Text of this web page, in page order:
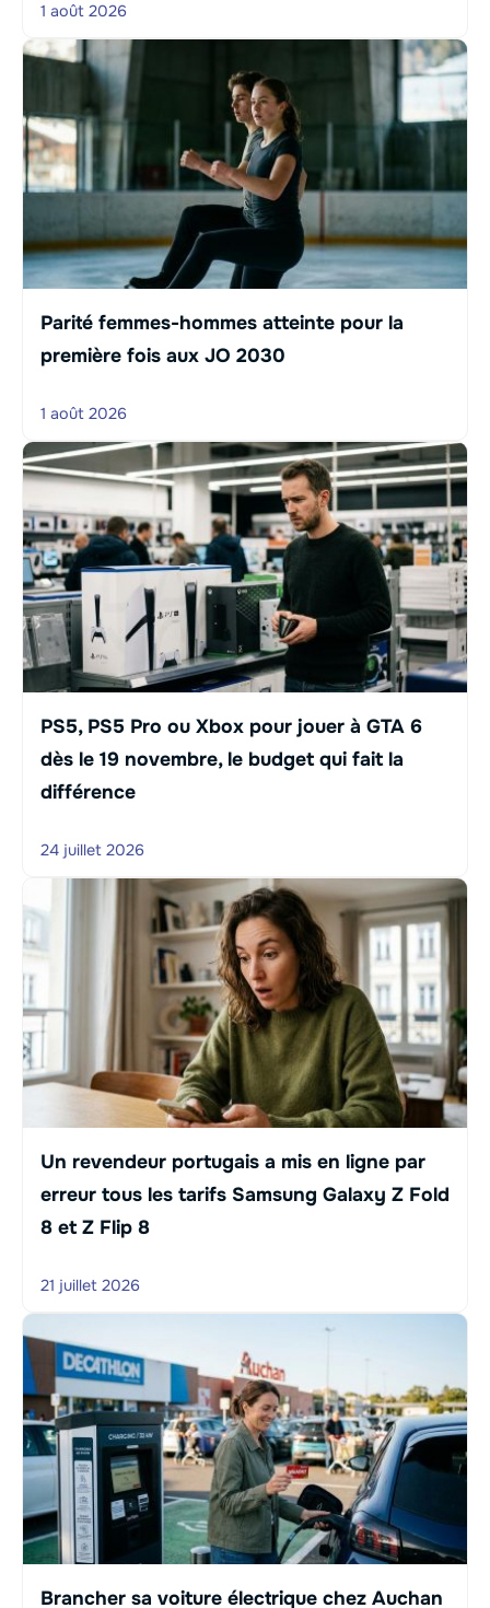
1 août 2026
Parité femmes-hommes atteinte pour la
première fois aux JO 2030
1 août 2026
PS5, PS5 Pro ou Xbox pour jouer à GTA 6
dès le 19 novembre, le budget qui fait la
différence
24 juillet 2026
Un revendeur portugais a mis en ligne par
erreur tous les tarifs Samsung Galaxy Z Fold
8 et Z Flip 8
21 juillet 2026
Brancher sa voiture électrique chez Auchan